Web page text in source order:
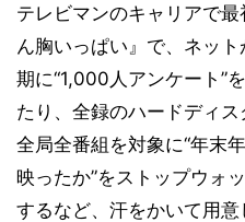
テレビマンのキャリアで
ん胸いっぱい』で、ネッ
期に“1,000人アンケート”
たり、全録のハードディ
全局全番組を対象に“年末
映ったか”をストップウォ
するなど、汗をかいて用